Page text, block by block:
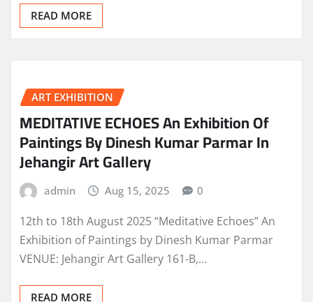
READ MORE
ART EXHIBITION
MEDITATIVE ECHOES An Exhibition Of
Paintings By Dinesh Kumar Parmar In
Jehangir Art Gallery
admin Aug 15, 2025 0
12th to 18th August 2025 “Meditative Echoes” An
Exhibition of Paintings by Dinesh Kumar Parmar
VENUE: Jehangir Art Gallery 161-B,…
READ MORE